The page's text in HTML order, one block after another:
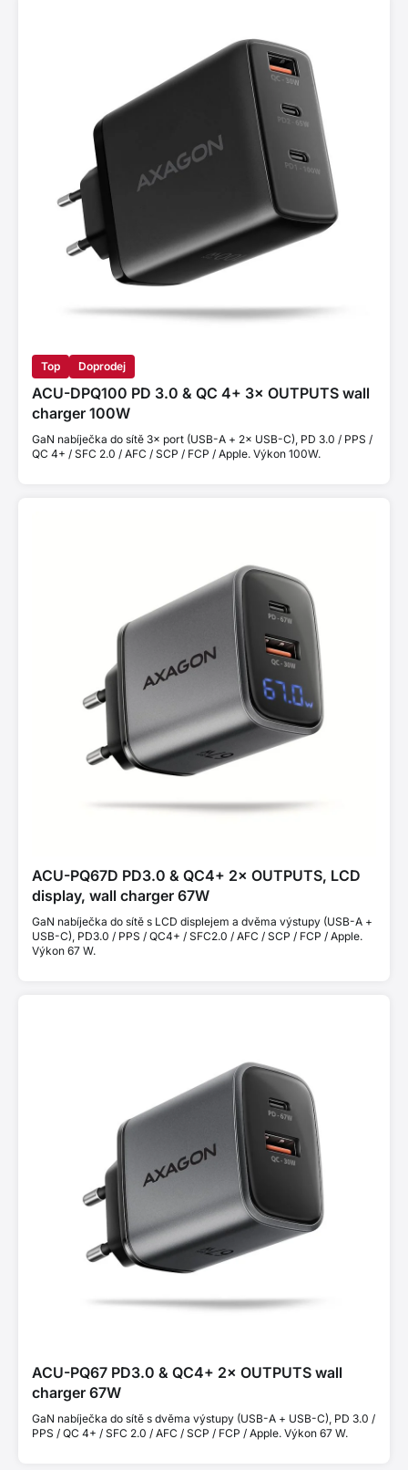
Top Doprodej
ACU-DPQ100 PD 3.0 & QC 4+ 3× OUTPUTS wall
charger 100W
GaN nabíječka do sítě 3× port (USB-A + 2× USB-C), PD 3.0 / PPS /
QC 4+ / SFC 2.0 / AFC / SCP / FCP / Apple. Výkon 100W.
ACU-PQ67D PD3.0 & QC4+ 2× OUTPUTS, LCD
display, wall charger 67W
GaN nabíječka do sítě s LCD displejem a dvěma výstupy (USB-A +
USB-C), PD3.0 / PPS / QC4+ / SFC2.0 / AFC / SCP / FCP / Apple.
Výkon 67 W.
ACU-PQ67 PD3.0 & QC4+ 2× OUTPUTS wall
charger 67W
GaN nabíječka do sítě s dvěma výstupy (USB-A + USB-C), PD 3.0 /
PPS / QC 4+ / SFC 2.0 / AFC / SCP / FCP / Apple. Výkon 67 W.